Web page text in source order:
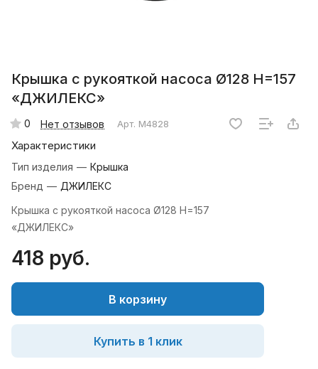
Крышка с рукояткой насоса Ø128 Н=157
«ДЖИЛЕКС»
0 Нет отзывов Арт. М4828
Характеристики
Тип изделия — Крышка
Бренд — ДЖИЛЕКС
Крышка с рукояткой насоса Ø128 Н=157
418 руб.
В корзину
Купить в 1 клик